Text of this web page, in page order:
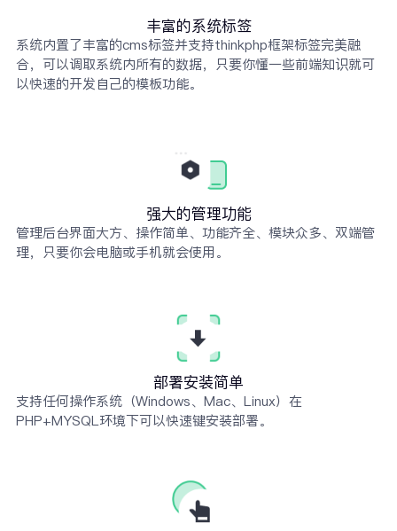
丰富的系统标签
系统内置了丰富的cms标签并支持thinkphp框架标签完美融
合，可以调取系统内所有的数据，只要你懂一些前端知识就可
以快速的开发自己的模板功能。
强大的管理功能
管理后台界面大方、操作简单、功能齐全、模块众多、双端管
理，只要你会电脑或手机就会使用。
部署安装简单
支持任何操作系统（Windows、Mac、Linux）在
PHP+MYSQL环境下可以快速键安装部署。